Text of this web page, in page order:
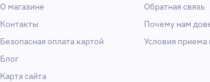
О магазине
Контакты
Безопасная оплата картой
Блог
Карта сайта
Обратная связь
Почему нам
Условия приема